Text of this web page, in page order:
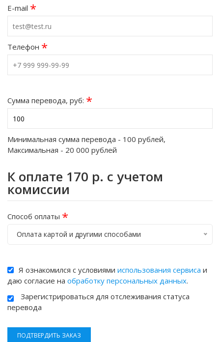
E-mail *
Телефон *
Сумма перевода, руб: *
Минимальная сумма перевода - 100 рублей,
Максимальная - 20 000 рублей
К оплате 170 р. с учетом
комиссии
Способ оплаты *
Оплата картой и другими способами
Я ознакомился с условиями использования сервиса и
даю согласие на обработку персональных данных.
Зарегистрироваться для отслеживания статуса
перевода
ПОДТВЕРДИТЬ ЗАКАЗ